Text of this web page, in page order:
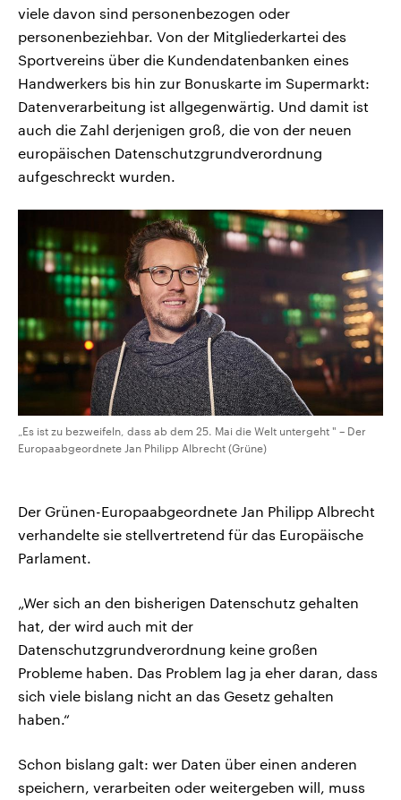
viele davon sind personenbezogen oder
personenbeziehbar. Von der Mitgliederkartei des
Sportvereins über die Kundendatenbanken eines
Handwerkers bis hin zur Bonuskarte im Supermarkt:
Datenverarbeitung ist allgegenwärtig. Und damit ist
auch die Zahl derjenigen groß, die von der neuen
europäischen Datenschutzgrundverordnung
aufgeschreckt wurden.
„Es ist zu bezweifeln, dass ab dem 25. Mai die Welt untergeht " – Der
Europaabgeordnete Jan Philipp Albrecht (Grüne)
Der Grünen-Europaabgeordnete Jan Philipp Albrecht
verhandelte sie stellvertretend für das Europäische
Parlament.
„Wer sich an den bisherigen Datenschutz gehalten
hat, der wird auch mit der
Datenschutzgrundverordnung keine großen
Probleme haben. Das Problem lag ja eher daran, dass
sich viele bislang nicht an das Gesetz gehalten
haben.“
Schon bislang galt: wer Daten über einen anderen
speichern, verarbeiten oder weitergeben will, muss